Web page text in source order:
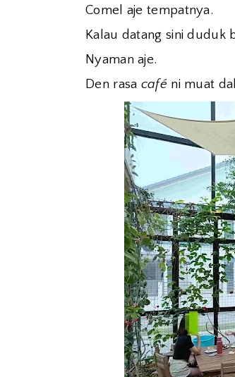
Comel aje tempatnya.
Kalau datang sini duduk
Nyaman aje.
Den rasa caféni muat